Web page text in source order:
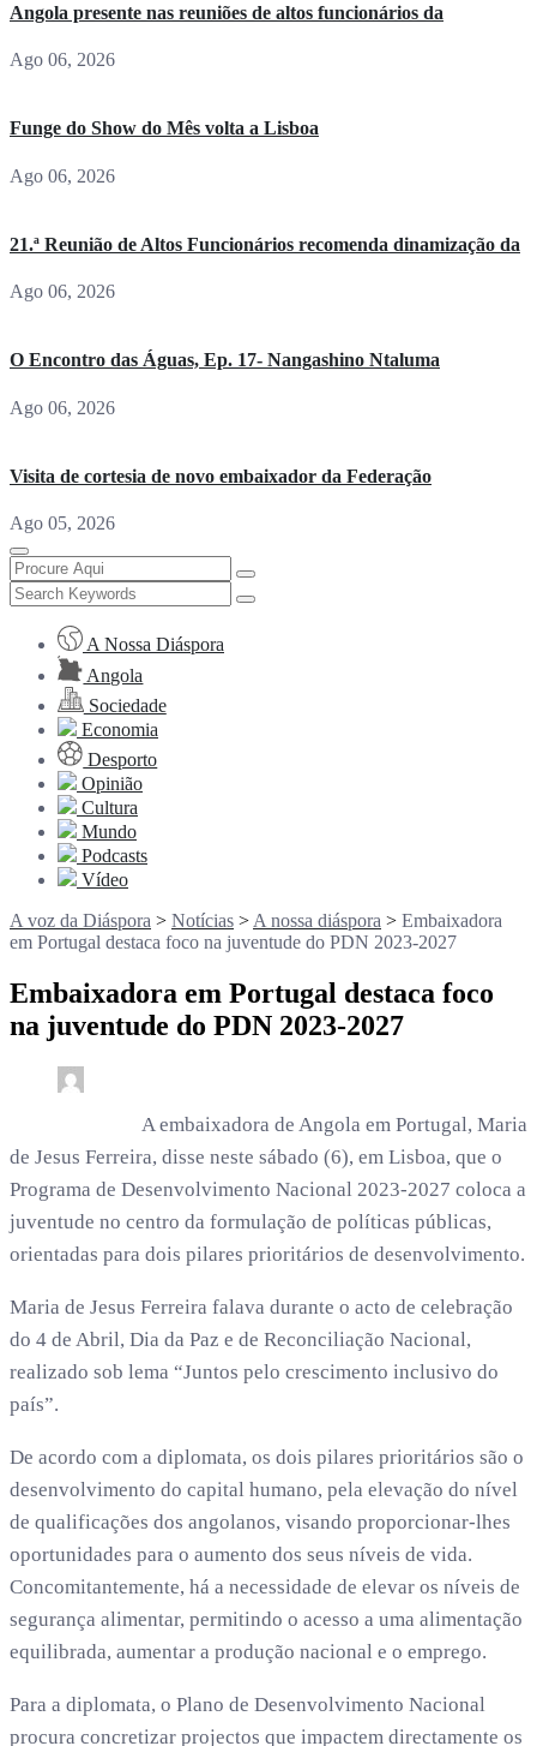
Angola presente nas reuniões de altos funcionários da
Ago 06, 2026
Funge do Show do Mês volta a Lisboa
Ago 06, 2026
21.ª Reunião de Altos Funcionários recomenda dinamização da
Ago 06, 2026
O Encontro das Águas, Ep. 17- Nangashino Ntaluma
Ago 06, 2026
Visita de cortesia de novo embaixador da Federação
Ago 05, 2026
A Nossa Diáspora
Angola
Sociedade
Economia
Desporto
Opinião
Cultura
Mundo
Podcasts
Vídeo
A voz da Diáspora > Notícias > A nossa diáspora > Embaixadora
em Portugal destaca foco na juventude do PDN 2023-2027
Embaixadora em Portugal destaca foco
na juventude do PDN 2023-2027
A embaixadora de Angola em Portugal, Maria
de Jesus Ferreira, disse neste sábado (6), em Lisboa, que o
Programa de Desenvolvimento Nacional 2023-2027 coloca a
juventude no centro da formulação de políticas públicas,
orientadas para dois pilares prioritários de desenvolvimento.
Maria de Jesus Ferreira falava durante o acto de celebração
do 4 de Abril, Dia da Paz e de Reconciliação Nacional,
realizado sob lema “Juntos pelo crescimento inclusivo do
país”.
De acordo com a diplomata, os dois pilares prioritários são o
desenvolvimento do capital humano, pela elevação do nível
de qualificações dos angolanos, visando proporcionar-lhes
oportunidades para o aumento dos seus níveis de vida.
Concomitantemente, há a necessidade de elevar os níveis de
segurança alimentar, permitindo o acesso a uma alimentação
equilibrada, aumentar a produção nacional e o emprego.
Para a diplomata, o Plano de Desenvolvimento Nacional
procura concretizar projectos que impactem directamente os